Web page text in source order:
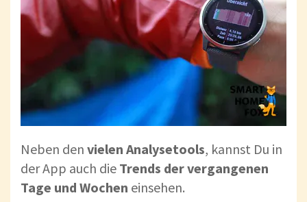
Neben den vielen Analysetools, kannst Du in
der App auch die Trends der vergangenen
Tage und Wochen einsehen.